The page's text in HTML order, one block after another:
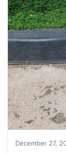
December 27,